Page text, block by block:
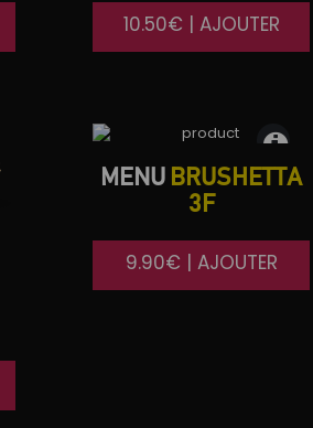
10.50€ | AJOUTER
MENU BRUSHETTA
3F
9.90€ | AJOUTER